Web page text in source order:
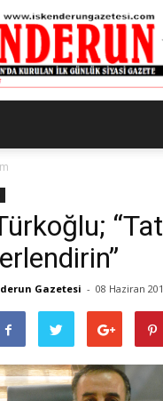
Gazetesi
Gazetesi - 08 Haziran